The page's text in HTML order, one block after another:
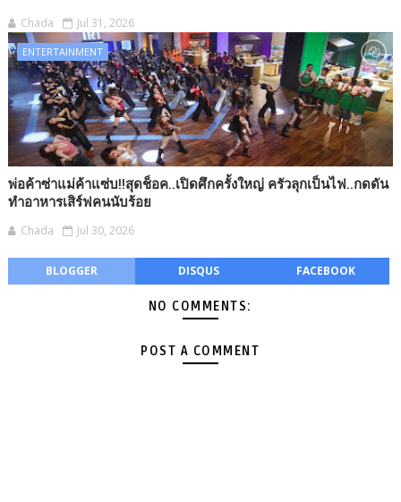
Chada Jul 31, 2026
ENTERTAINMENT
พ่อค้าซ่าแม่ค้าแซ่บ!!สุดช็อค..เปิดศึกครั้งใหญ่ ครัวลุกเป็นไฟ..กดดัน
ทำอาหารเสิร์ฟคนนับร้อย
Chada Jul 30, 2026
BLOGGER DISQUS FACEBOOK
NO COMMENTS:
POST A COMMENT